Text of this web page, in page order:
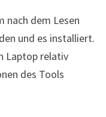
nach dem Lesen
und es installiert.
Laptop relativ
des Tools